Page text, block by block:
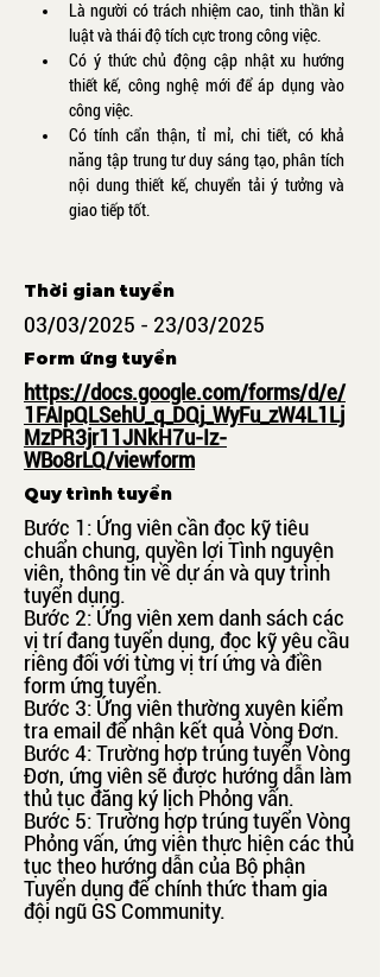
Là người có trách nhiệm cao, tinh thần kỉ
luật và thái độ tích cực trong công việc.
Có ý thức chủ động cập nhật xu hướng
thiết kế, công nghệ mới để áp dụng vào
công việc.
Có tính cẩn thận, tỉ mỉ, chi tiết, có khả
năng tập trung tư duy sáng tạo, phân tích
nội dung thiết kế, chuyển tải ý tưởng và
giao tiếp tốt.
Thời gian tuyển
03/03/2025 - 23/03/2025
Form ứng tuyển
https://docs.google.com/forms/d/e/
1FAIpQLSehU_q_DQj_WyFu_zW4L1Lj
MzPR3jr11JNkH7u-Iz-
WBo8rLQ/viewform
Quy trình tuyển
Bước 1: Ứng viên cần đọc kỹ tiêu
chuẩn chung, quyền lợi Tình nguyện
viên, thông tin về dự án và quy trình
tuyển dụng.
Bước 2: Ứng viên xem danh sách các
vị trí đang tuyển dụng, đọc kỹ yêu cầu
riêng đối với từng vị trí ứng và điền
form ứng tuyển.
Bước 3: Ứng viên thường xuyên kiểm
tra email để nhận kết quả Vòng Đơn.
Bước 4: Trường hợp trúng tuyển Vòng
Đơn, ứng viên sẽ được hướng dẫn làm
thủ tục đăng ký lịch Phỏng vấn.
Bước 5: Trường hợp trúng tuyển Vòng
Phỏng vấn, ứng viên thực hiện các thủ
tục theo hướng dẫn của Bộ phận
Tuyển dụng để chính thức tham gia
đội ngũ GS Community.